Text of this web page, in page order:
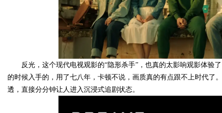
反光，这个现代电视观影的“隐形杀手”，也真的太影响观影体验
的时候入手的，用了七八年，卡顿不说，画质真的有点跟不上时代了
透，直接分分钟让人进入沉浸式追剧状态。